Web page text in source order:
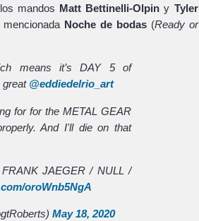
mandos Matt Bettinelli-Olpin y Tyler
Noche de bodas(Ready or
means it’s DAY 5 of
great @eddiedelrio_art
for for the METAL GEAR
And I'll die on that
JAEGER / NULL /
oroWnb5NgA
May 18, 2020